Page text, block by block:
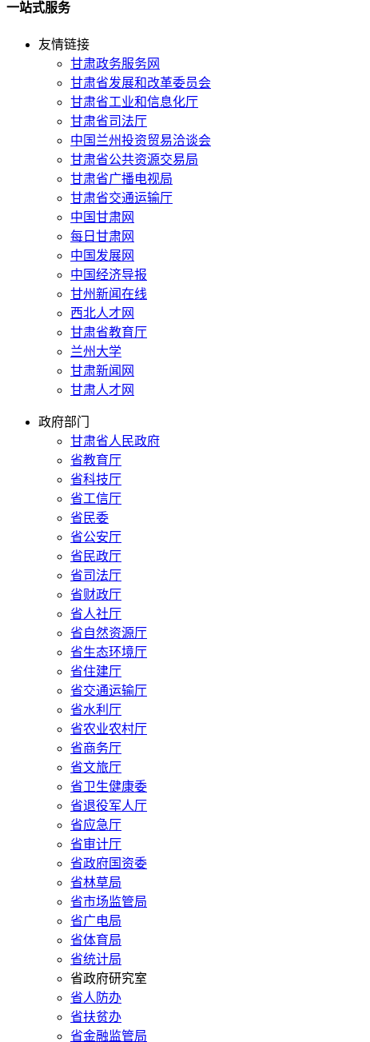
一站式服务
友情链接
甘肃政务服务网
甘肃省发展和改革委员会
甘肃省工业和信息化厅
甘肃省司法厅
中国兰州投资贸易洽谈会
甘肃省公共资源交易局
甘肃省广播电视局
甘肃省交通运输厅
中国甘肃网
每日甘肃网
中国发展网
中国经济导报
甘州新闻在线
西北人才网
甘肃省教育厅
兰州大学
甘肃新闻网
甘肃人才网
政府部门
甘肃省人民政府
省教育厅
省科技厅
省工信厅
省民委
省公安厅
省民政厅
省司法厅
省财政厅
省人社厅
省自然资源厅
省生态环境厅
省住建厅
省交通运输厅
省水利厅
省农业农村厅
省商务厅
省文旅厅
省卫生健康委
省退役军人厅
省应急厅
省审计厅
省政府国资委
省林草局
省市场监管局
省广电局
省体育局
省统计局
省政府研究室
省人防办
省扶贫办
省金融监管局